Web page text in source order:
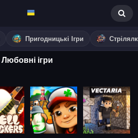
Пригодницькі Ігри
Любовні ігри